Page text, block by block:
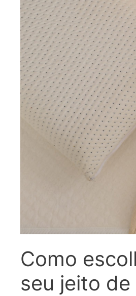
Como
seu jeito